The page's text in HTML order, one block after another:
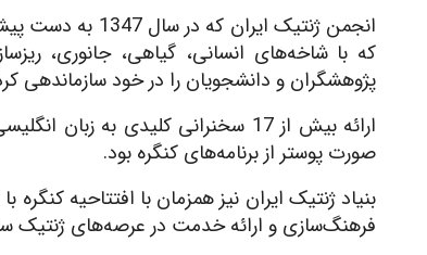
انجمن ژنتیک
که با شاخه‌های انسانی، گیاهی، جانوری،
پژوهشگران و دانشجویان را در خود سازماندهی
صورت پوستر از برنامه‌های کنگره بود.
بنیاد ژنتیک ایران نیز همزمان با افتتاحیه
فرهنگ‌سازی و ارائه خدمت در عرصه‌های ژنتیک